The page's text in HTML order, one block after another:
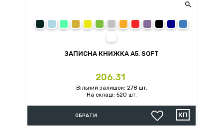

ЗАПИСНА КНИЖКА А5, SOFT
Ціна
206.31
Вільний залишок: 278 шт.
На складі: 520 шт.
ОБРАТИ